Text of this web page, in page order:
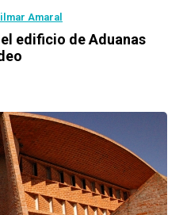
Amaral
edificio de Aduanas